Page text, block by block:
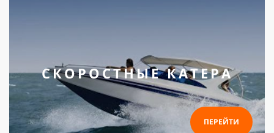
СКОРОСТНЫЕ КАТЕРА
ПЕРЕЙТИ